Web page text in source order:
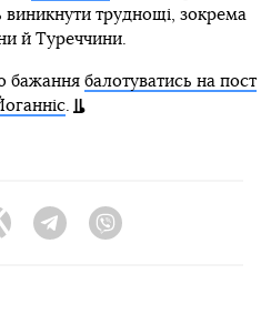
труднощі, зокрема
й Туреччини.
бажання балотуватись на пост
.
Twitter Telegram